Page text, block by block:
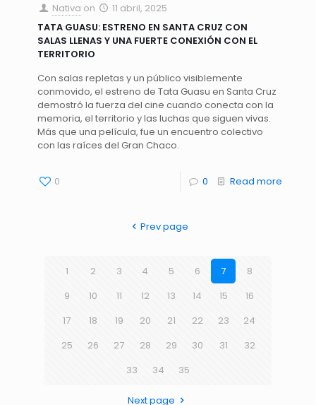
Nativa on
11 abril, 2025
TATA GUASU: ESTRENO EN SANTA CRUZ CON
SALAS LLENAS Y UNA FUERTE CONEXIÓN CON EL
TERRITORIO
Con salas repletas y un público visiblemente
conmovido, el estreno de Tata Guasu en Santa Cruz
demostró la fuerza del cine cuando conecta con la
memoria, el territorio y las luchas que siguen vivas.
Más que una película, fue un encuentro colectivo
con las raíces del Gran Chaco.
0 0 Read more
Prev page
1 2 3 4 5 6 7
8
9
10 11 12 13 14 15
16
17
18 19 20 21 22 23
24
25
26 27 28 29 30 31
32
33
34 35
Next page